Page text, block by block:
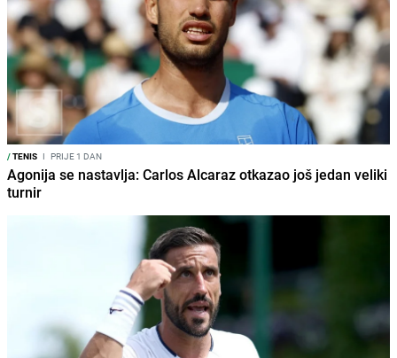
/TENIS I PRIJE 1 DAN
Agonija se nastavlja: Carlos Alcaraz otkazao još jedan veliki
turnir